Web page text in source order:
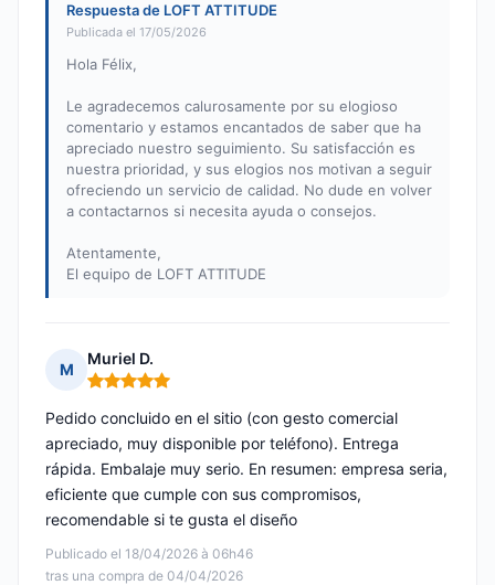
Respuesta de LOFT ATTITUDE
Publicada el 17/05/2026
Hola Félix,
Le agradecemos calurosamente por su elogioso
comentario y estamos encantados de saber que ha
apreciado nuestro seguimiento. Su satisfacción es
nuestra prioridad, y sus elogios nos motivan a seguir
ofreciendo un servicio de calidad. No dude en volver
a contactarnos si necesita ayuda o consejos.
Atentamente,
El equipo de LOFT ATTITUDE
M
Muriel D.
Nota: 5 de 5
Publicado el 18/04/2026 à 06h46
tras una compra de 04/04/2026
Pedido concluido en el sitio (con gesto comercial
apreciado, muy disponible por teléfono). Entrega
rápida. Embalaje muy serio. En resumen: empresa seria,
eficiente que cumple con sus compromisos,
recomendable si te gusta el diseño